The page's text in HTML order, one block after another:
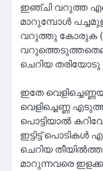
ഇഞ്ചി വറുത്ത
മാറുമ്പോൾ
വറുത്തു കോരുക
ചെറിയ തരിയോടു
ഇതേ
വെളിച്ചെണ്ണ
പൊട്ടിയാൽ
ഇട്ടിട്ട്
ചെറിയ
മാറുന്നവരെ